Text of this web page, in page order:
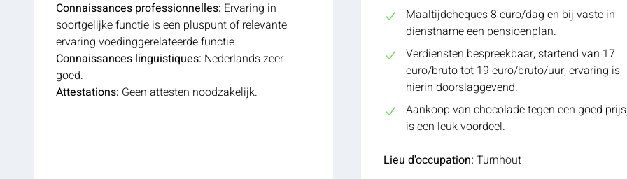
Connaissances professionnelles: Ervaring in
soortgelijke functie is een pluspunt of relevante
ervaring voedinggerelateerde functie.
Connaissances linguistiques: Nederlands zeer
goed.
Attestations: Geen attesten noodzakelijk.
Maaltijdcheques 8 euro/dag en bij vaste in
dienstname een pensioenplan.
Verdiensten bespreekbaar, startend van 17
euro/bruto tot 19 euro/bruto/uur, ervaring is
hierin doorslaggevend.
Aankoop van chocolade tegen een goed
is een leuk voordeel.
Lieu d'occupation: Turnhout